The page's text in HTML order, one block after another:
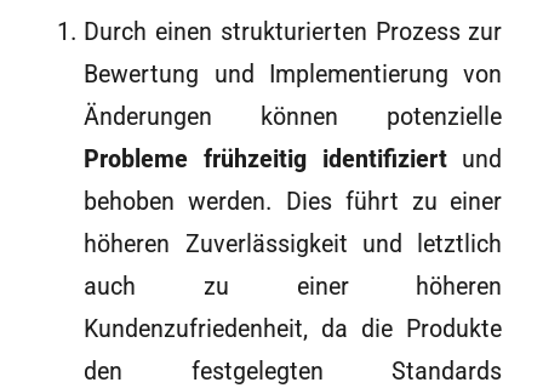
Durch einen strukturierten Prozess zur
Bewertung und Implementierung von
Änderungen können potenzielle
Probleme frühzeitig identifiziertund
behoben werden. Dies führt zu einer
höheren Zuverlässigkeit und letztlich
auch zu einer höheren
Kundenzufriedenheit, da die Produkte
den festgelegten Standards